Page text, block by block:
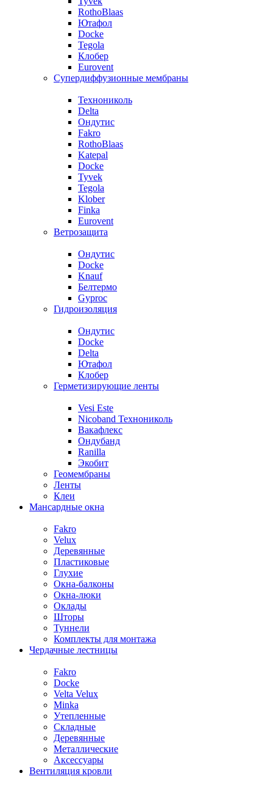
RothoBlaas
Ютафол
Docke
Tegola
Клобер
Eurovent
Супердиффузионные мембраны
Технониколь
Delta
Ондутис
Fakro
RothoBlaas
Katepal
Docke
Tyvek
Tegola
Klober
Finka
Eurovent
Ветрозащита
Ондутис
Docke
Knauf
Белтермо
Gyproc
Гидроизоляция
Ондутис
Docke
Delta
Ютафол
Клобер
Герметизирующие ленты
Vesi Este
Nicoband Технониколь
Вакафлекс
Ондубанд
Ranilla
Экобит
Геомембраны
Ленты
Клеи
Мансардные окна
Fakro
Velux
Деревянные
Пластиковые
Глухие
Окна-балконы
Окна-люки
Оклады
Шторы
Туннели
Комплекты для монтажа
Чердачные лестницы
Fakro
Docke
Velta Velux
Minka
Утепленные
Складные
Деревянные
Металлические
Аксессуары
Вентиляция кровли